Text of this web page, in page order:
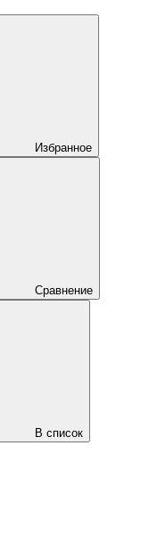
Избранное
Сравнение
В список